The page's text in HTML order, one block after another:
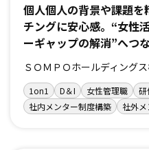
個人個人の背景や課題
チングに安心感。“女性
ーギャップの解消”へつ
ＳＯＭＰＯホールディング
1on1 D＆I 女性管理職
研
社内メンター制度構築
社外